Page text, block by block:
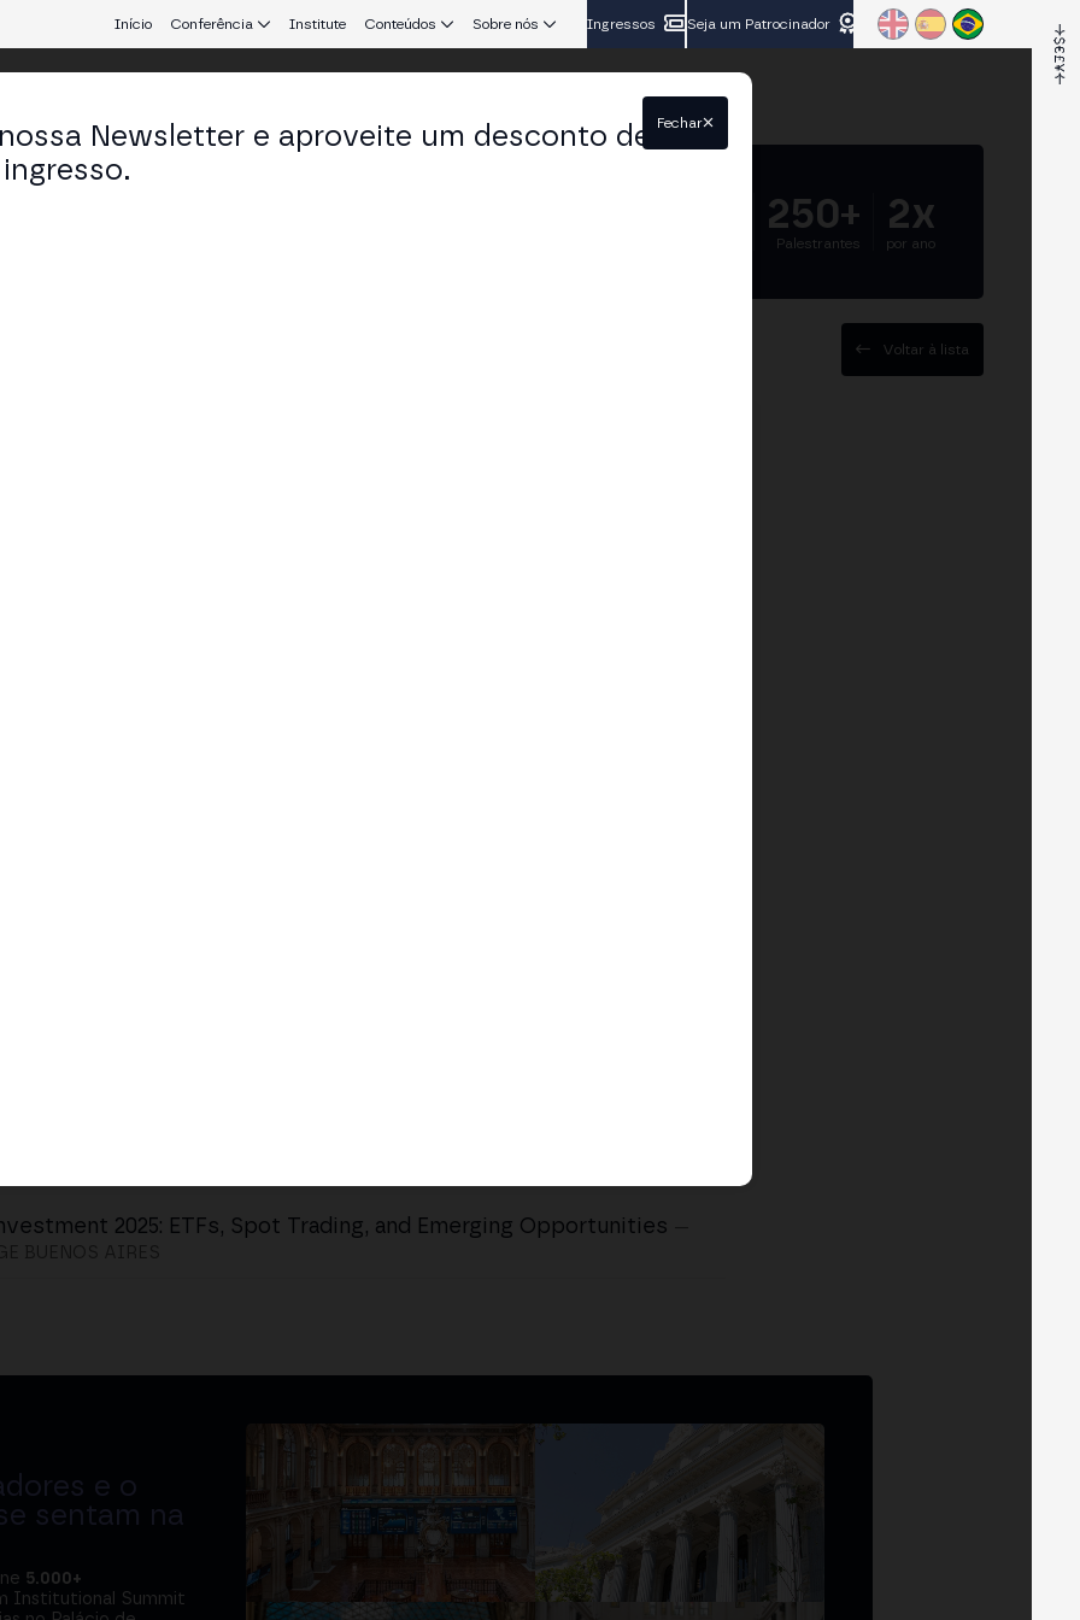
Início Conferência Institute Conteúdos Sobre nós Ingressos Seja um Patrocinador
250+
Palestrantes
2x
por ano
Voltar à lista
2025: ETFs, Spot Trading, and Emerging Opportunities
e o
sentam na
5.000+
Institutional Summit
Newsletter e aproveite um desconto de
Fechar